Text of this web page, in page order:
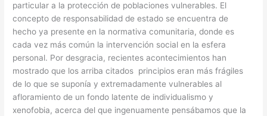
particular a la protección de poblaciones vulnerables. El
concepto de responsabilidad de estado se encuentra de
hecho ya presente en la normativa comunitaria, donde es
cada vez más común la intervención social en la esfera
personal. Por desgracia, recientes acontecimientos han
mostrado que los arriba citados principios eran más frágiles
de lo que se suponía y extremadamente vulnerables al
afloramiento de un fondo latente de individualismo y
xenofobia, acerca del que ingenuamente pensábamos que la